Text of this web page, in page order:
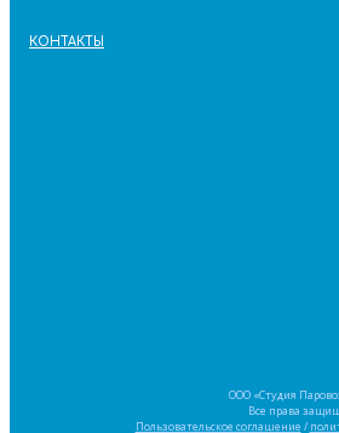
КОНТАКТЫ
ООО «Студия
Все права
Пользовательское соглашение /